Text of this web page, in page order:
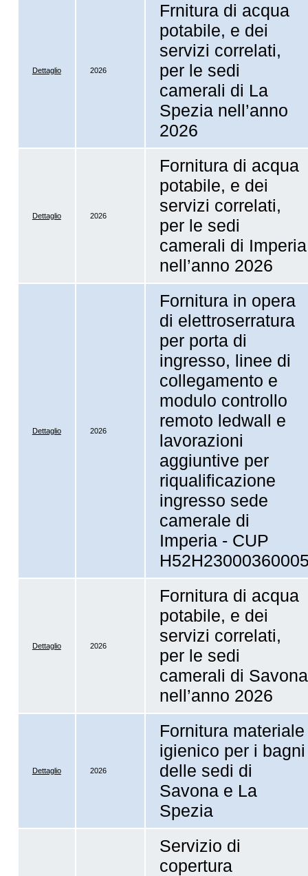
Dettaglio 2026
Frnitura di acqua
potabile, e dei
servizi correlati,
per le sedi
camerali di La
Spezia nell’anno
2026
Dettaglio 2026
Fornitura di acqua
potabile, e dei
servizi correlati,
per le sedi
camerali di Imperia
nell’anno 2026
Dettaglio 2026
Fornitura in opera
di elettroserratura
per porta di
ingresso, linee di
collegamento e
modulo controllo
remoto ledwall e
lavorazioni
aggiuntive per
riqualificazione
ingresso sede
camerale di
Imperia - CUP
Dettaglio 2026
Fornitura di acqua
potabile, e dei
servizi correlati,
per le sedi
camerali di Savona
nell’anno 2026
Dettaglio 2026
Fornitura materiale
igienico per i bagni
delle sedi di
Savona e La
Spezia
Servizio di
copertura